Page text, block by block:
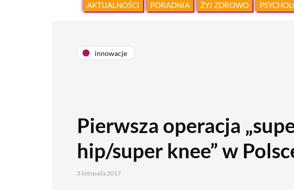
AKTUALNOŚCI PORADNIA ŻYJ ZDROWO
innowacje
Pierwsza operacja
hip/super knee” w
3 listopada 2017